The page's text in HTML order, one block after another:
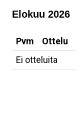
Elokuu 2026
Pvm Ottelu
Ei otteluita